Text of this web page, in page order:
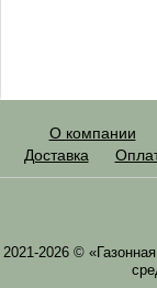
О компании
Доставка
2021-2026 ©